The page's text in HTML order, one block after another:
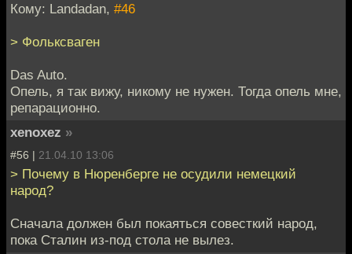
Кому: Landadan, #46
> Фольксваген
Das Auto.
Опель, я так вижу, никому не нужен. Тогда опель мне,
репарационно.
xenoxez »
#56 | 21.04.10 13:06
> Почему в Нюренберге не осудили немецкий
народ?
Сначала должен был покаяться совесткий народ,
пока Сталин из-под стола не вылез.